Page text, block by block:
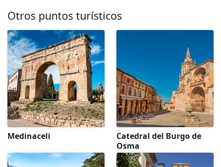
Otros puntos turísticos
Medinaceli
Catedral del Burgo de
Osma